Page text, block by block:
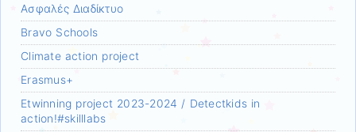
Aσφαλές Διαδίκτυο
Bravo Schools
Climate action project
Erasmus+
Etwinning project 2023-2024 / Detectkids in
action!#skilllabs